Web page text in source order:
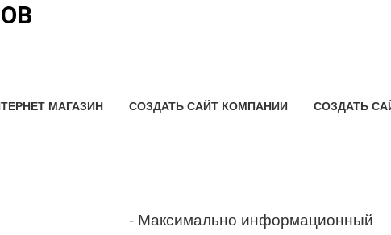
МАГАЗИН СОЗДАТЬ САЙТ КОМПАНИИ СОЗДАТЬ
- Максимально информационный